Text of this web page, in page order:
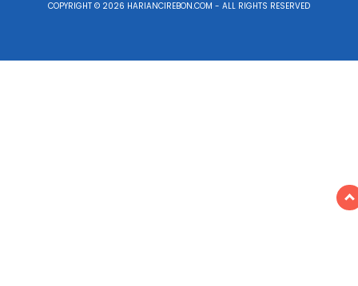
COPYRIGHT © 2026 HARIANCIREBON.COM - ALL RIGHTS RESERVED